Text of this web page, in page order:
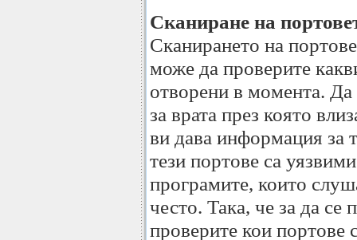
Сканиране на
Сканирането на
може да проверите
отворени в момента.
за врата през която
ви дава информация за
тези портове са
програмите, които
често. Така, че за да се
проверите кои портове